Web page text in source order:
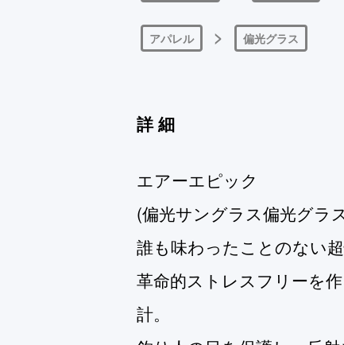
アパレル > 偏光グラス
詳細
エアーエピック
(偏光サングラス偏光グラ
誰も味わったことのない
革命的ストレスフリーを
計。